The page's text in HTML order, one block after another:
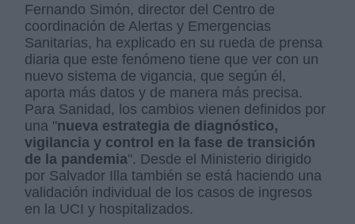
Fernando Simón, director del Centro de
coordinación de Alertas y Emergencias
Sanitarias, ha explicado en su rueda de prensa
diaria que este fenómeno tiene que ver con un
nuevo sistema de vigancia, que según él,
aporta más datos y de manera más precisa.
Para Sanidad, los cambios vienen definidos por
una "nueva estrategia de diagnóstico,
vigilancia y control en la fase de transición
de la pandemia". Desde el Ministerio dirigido
por Salvador Illa también se está haciendo una
validación individual de los casos de ingresos
en la UCI y hospitalizados.